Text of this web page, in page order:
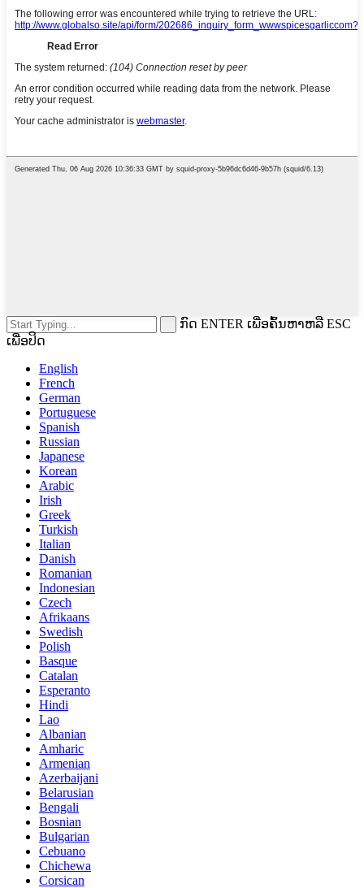
ກົດ ENTER ເພື່ອຄົ້ນຫາຫລື ESC
ເພື່ອປິດ
English
French
German
Portuguese
Spanish
Russian
Japanese
Korean
Arabic
Irish
Greek
Turkish
Italian
Danish
Romanian
Indonesian
Czech
Afrikaans
Swedish
Polish
Basque
Catalan
Esperanto
Hindi
Lao
Albanian
Amharic
Armenian
Azerbaijani
Belarusian
Bengali
Bosnian
Bulgarian
Cebuano
Chichewa
Corsican